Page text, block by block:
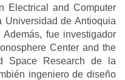
Electrical and Computer
Universidad de Antioquia
fue investigador
Center and the
Space Research de la
ingeniero de diseño